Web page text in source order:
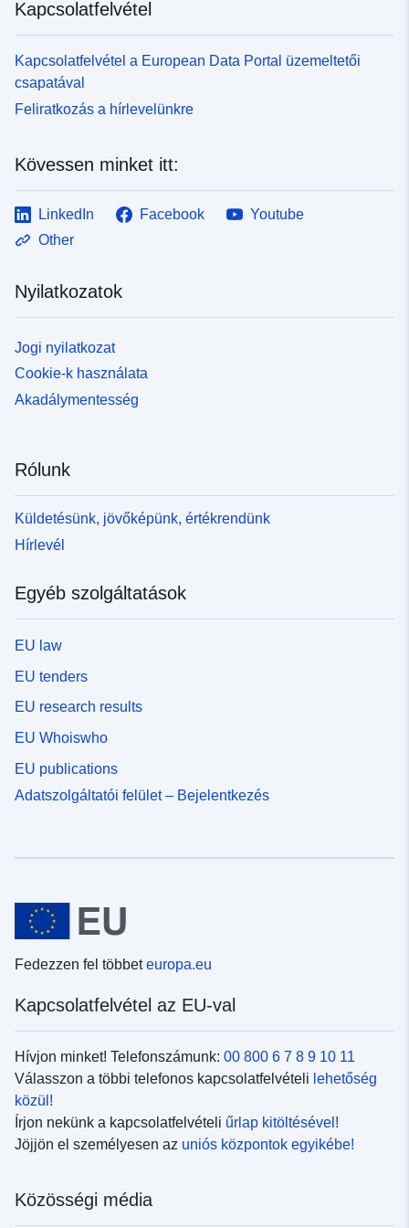
Kapcsolatfelvétel
Kapcsolatfelvétel a European Data Portal üzemeltetői
csapatával
Feliratkozás a hírlevelünkre
Kövessen minket itt:
LinkedIn Facebook
Youtube
Other
Nyilatkozatok
Jogi nyilatkozat
Cookie-k használata
Akadálymentesség
Rólunk
Küldetésünk, jövőképünk, értékrendünk
Hírlevél
Egyéb szolgáltatások
EU law
EU tenders
EU research results
EU Whoiswho
EU publications
Adatszolgáltatói felület – Bejelentkezés
Fedezzen fel többeteuropa.eu
Kapcsolatfelvétel az EU-val
Hívjon minket! Telefonszámunk: 00 800 6 7 8 9 10 11
Válasszon a többi telefonos kapcsolatfelvételi lehetőség
közül!
Írjon nekünk a kapcsolatfelvételi űrlap kitöltésével!
Jöjjön el személyesen az uniós központok egyikébe!
Közösségi média